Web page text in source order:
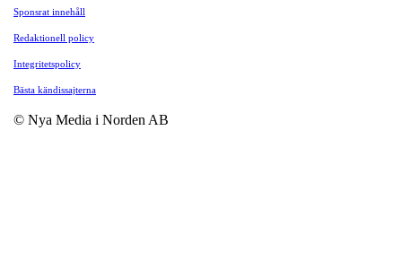
Sponsrat innehåll
Redaktionell policy
Integritetspolicy
Bästa kändissajterna
© Nya Media i Norden AB